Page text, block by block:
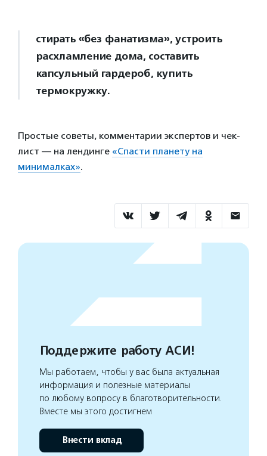
стирать «без фанатизма», устроить
расхламление дома, составить
капсульный гардероб, купить
термокружку.
Простые советы, комментарии экспертов и чек-
лист — на лендинге «Спасти планету на
минималках».
Поддержите работу АСИ!
Мы работаем, чтобы у вас была актуальная
информация и полезные материалы
по любому вопросу в благотворительности.
Вместе мы этого достигнем
Внести вклад